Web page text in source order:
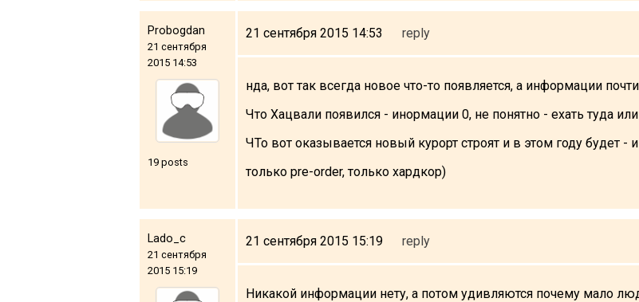
Probogdan
21 сентября
2015 14:53
19 posts
21 сентября 2015 14:53 reply
нда, вот так всегда новое что-то появляется, а информации
Что Хацвали появился - инормации 0, не понятно - ехать туда или
ЧТо вот оказывается новый курорт строят и в этом году будет -
только pre-order, только хардкор)
Lado_c
21 сентября
2015 15:19
21 сентября 2015 15:19 reply
Никакой информации нету, а потом удивляются почему мало